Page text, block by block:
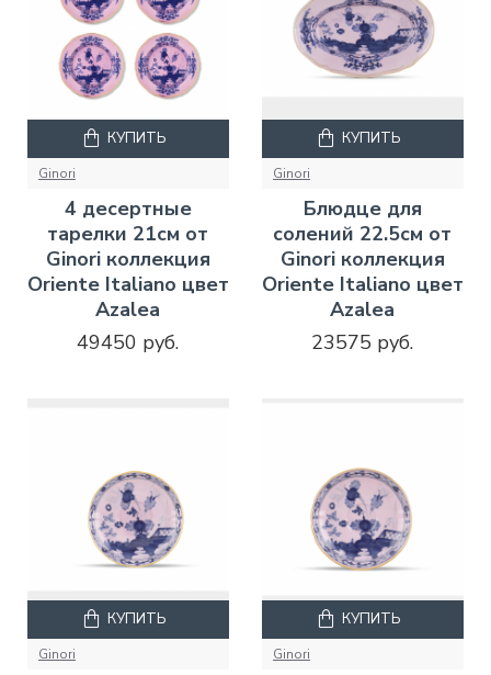
Ginori
4 десертные
тарелки 21см от
Ginori коллекция
Oriente Italiano цвет
Azalea
49450 руб.
КУПИТЬ
Ginori
Блюдце для
солений 22.5см от
Ginori коллекция
Oriente Italiano цвет
Azalea
23575 руб.
КУПИТЬ
Ginori
КУПИТЬ
Ginori
КУПИТЬ